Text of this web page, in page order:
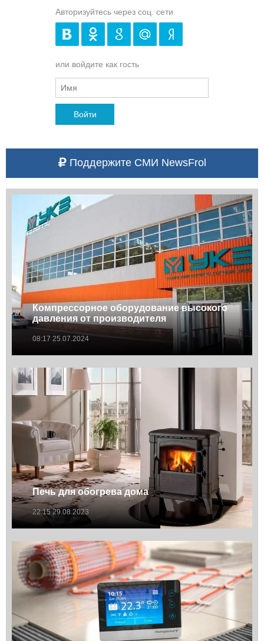
Авторизуйтесь через соц. сети
или войдите как гость
Войти
Поддержите СМИ NewsFrol
Компрессорное оборудование высокого
давления от производителя
08:17 25.07.2024
Печь для обогрева дома
22:15 29.08.2023